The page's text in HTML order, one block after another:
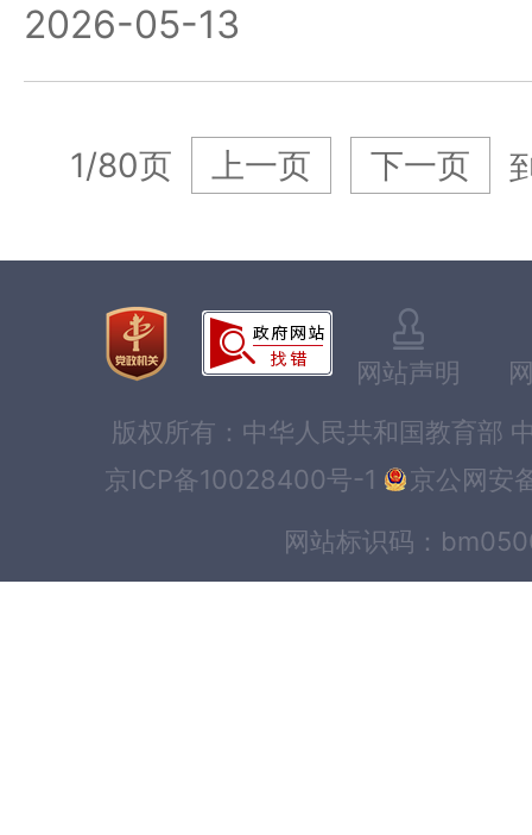
2026-05-13
1/80页 上一页 下一页
网站声明
版权所有：中华人民共和国教育部
京ICP备10028400号-1
京公网安
网站标识码：